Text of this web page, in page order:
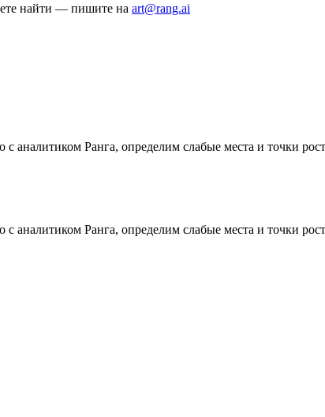
найти — пишите на art@rang.ai
аналитиком Ранга, определим слабые места и точки
аналитиком Ранга, определим слабые места и точки